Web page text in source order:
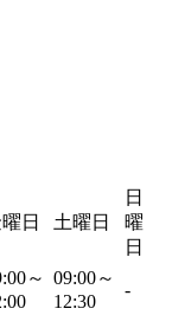
日 土曜日
日
曜
日
～ 09:00～
12:30
-